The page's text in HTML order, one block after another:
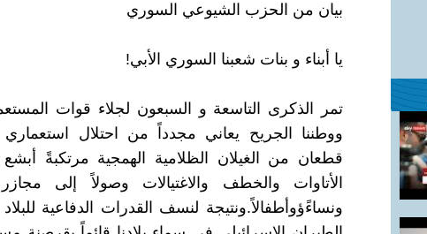
بيان من الحزب الشيوعي السوري
يا أبناء و بنات شعبنا السوري الأبي!
تمر الذكرى التاسعة و السبعون لجلاء قوات
ووطننا الجريح يعاني مجدداً من احتلال
قطعان من الغيلان الظلامية الهمجية مرتكبةً
الأتاوات والخطف والاغتيالات وصولاً إلى
ونساءًؤوأطفالاً.ونتيجة لنسف القدرات الدفاعية